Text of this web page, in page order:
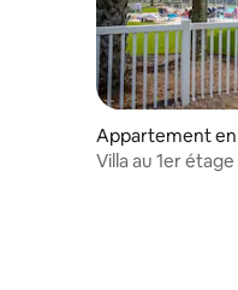
Appartement en
Pawleys Island
Villa au 1er